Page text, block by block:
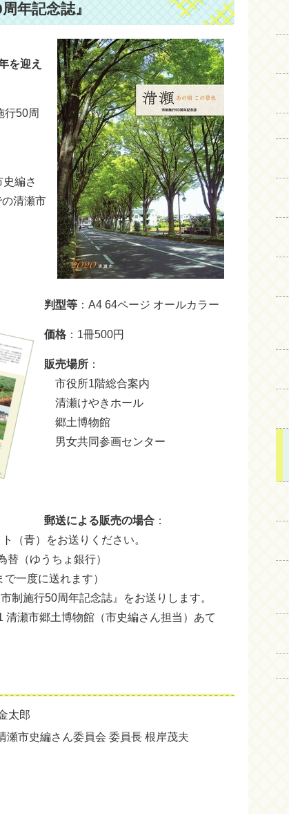
年記念誌』
を迎え
50周
編さ
清瀬市
判型等 ：A4 64ページ オールカラー
価格 ：1冊500円
販売場所 ：
市役所1階総合案内
清瀬けやきホール
郷土博物館
男女共同参画センター
郵送による販売の場合 ：
（青）をお送りください。
（ゆうちょ銀行）
一度に送れます）
制施行50周年記念誌』をお送りします。
瀬市郷土博物館（市史編さん担当）あて
太郎
市史編さん委員会 委員長 根岸茂夫